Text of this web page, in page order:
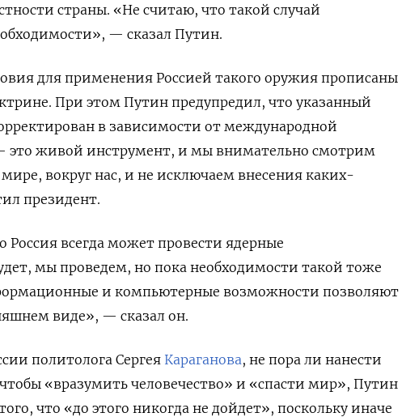
страны. «Не считаю, что такой случай
— сказал Путин.
для применения Россией такого оружия прописаны
При этом Путин предупредил, что указанный
в зависимости от международной
это живой инструмент, и мы внимательно смотрим
вокруг нас, и не исключаем внесения каких-
президент.
Россия всегда может провести ядерные
мы проведем, но пока необходимости такой тоже
и компьютерные возможности позволяют
виде», — сказал он.
политолога Сергея Караганова, не пора ли нанести
«вразумить человечество» и «спасти мир», Путин
что «до этого никогда не дойдет», поскольку иначе